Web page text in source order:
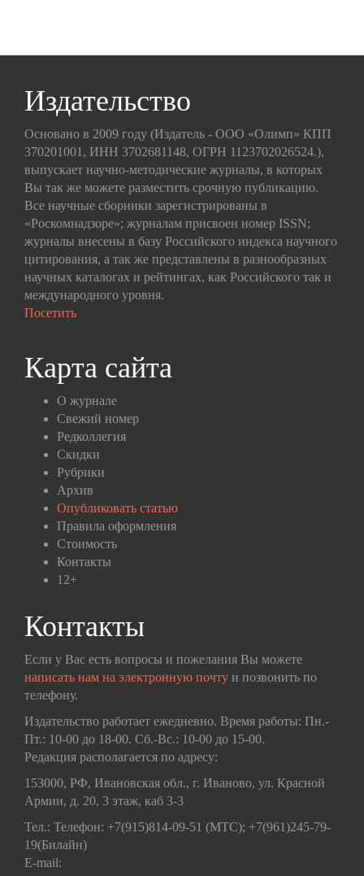
Издательство
Основано в 2009 году (Издатель - ООО «Олимп» КПП
370201001, ИНН 3702681148, ОГРН 1123702026524.),
выпускает научно-методические журналы, в которых
Вы так же можете разместить срочную публикацию.
Все научные сборники зарегистрированы в
«Роскомнадзоре»; журналам присвоен номер ISSN;
журналы внесены в базу Российского индекса научного
цитирования, а так же представлены в разнообразных
научных каталогах и рейтингах, как Российского так и
международного уровня.
Посетить
Карта сайта
О журнале
Свежий номер
Редколлегия
Скидки
Рубрики
Архив
Опубликовать статью
Правила оформления
Стоимость
Контакты
12+
Контакты
Если у Вас есть вопросы и пожелания Вы можете
написать нам на электронную почту и позвонить по
телефону.
Издательство работает ежедневно. Время работы: Пн.-
Пт.: 10-00 до 18-00. Сб.-Вс.: 10-00 до 15-00.
Редакция располагается по адресу:
153000, РФ, Ивановская обл., г. Иваново, ул. Красной
Армии, д. 20, 3 этаж, каб 3-3
Тел.: Телефон: +7(915)814-09-51 (МТС); +7(961)245-79-
19(Билайн)
E-mail: